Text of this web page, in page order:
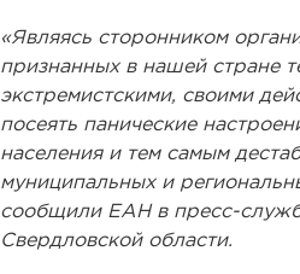
«Являясь сторонником
признанных в нашей стране
экстремистскими, своими
посеять панические
населения и тем самым
муниципальных и
сообщили ЕАН в пресс-
Свердловской области.